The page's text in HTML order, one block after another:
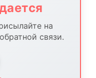
на
связи.